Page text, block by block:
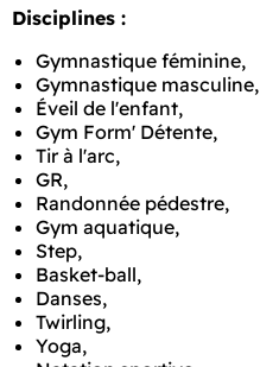
Disciplines :
Gymnastique féminine,
Gymnastique masculine,
Éveil de l'enfant,
Gym Form' Détente,
Tir à l'arc,
GR,
Randonnée pédestre,
Gym aquatique,
Step,
Basket-ball,
Danses,
Twirling,
Yoga,